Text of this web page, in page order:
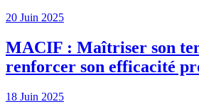
20 Juin 2025
MACIF : Maîtriser son
renforcer son efficacité
18 Juin 2025